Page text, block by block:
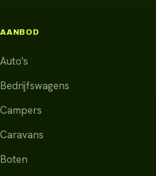
AANBOD
Auto's
Bedrijfswagens
Campers
Caravans
Boten